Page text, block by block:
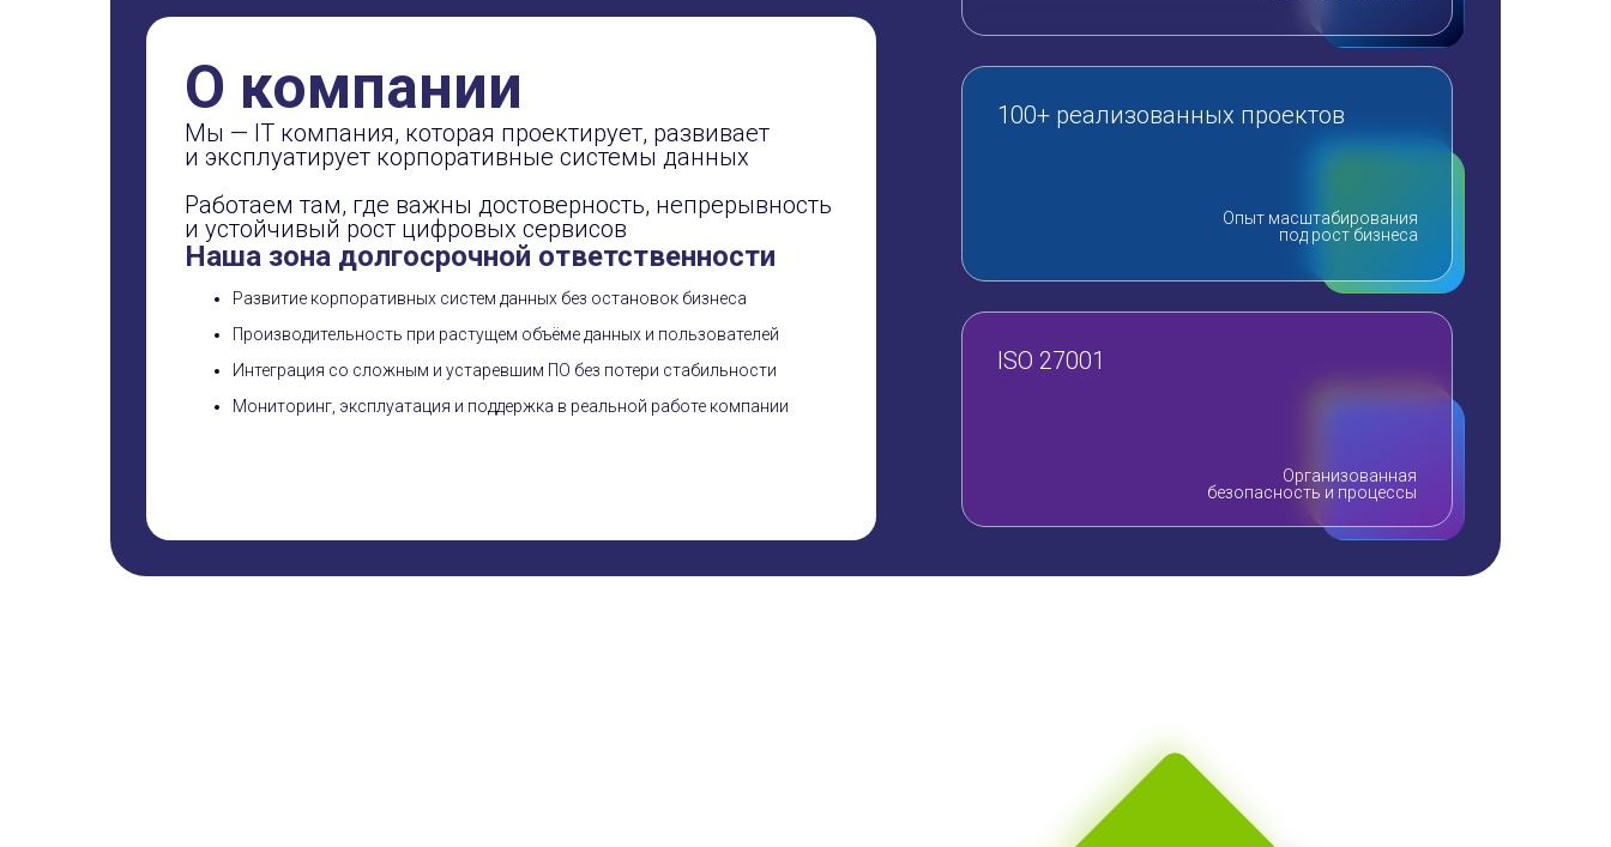
100+ реализованных проектов
Опыт масштабирования
под рост бизнеса
ISO 27001
Организованная
безопасность и процессы
О компании
Мы — IT компания, которая проектирует, развивает
и эксплуатирует корпоративные системы данных
Работаем там, где важны достоверность, непрерывность
и устойчивый рост цифровых сервисов
Наша зона долгосрочной ответственности
Развитие корпоративных систем данных без остановок бизнеса
Производительность при растущем объёме данных и пользователей
Интеграция со сложным и устаревшим ПО без потери стабильности
Мониторинг, эксплуатация и поддержка в реальной работе компании